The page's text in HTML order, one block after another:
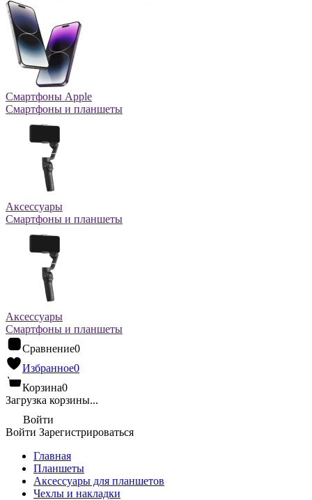
Смартфоны Apple
Смартфоны и планшеты
Аксессуары
Смартфоны и планшеты
Аксессуары
Смартфоны и планшеты
Сравнение0
Избранное0
Корзина0
Загрузка корзины...
Войти
Войти Зарегистрироваться
Главная
Планшеты
Аксессуары для планшетов
Чехлы и накладки